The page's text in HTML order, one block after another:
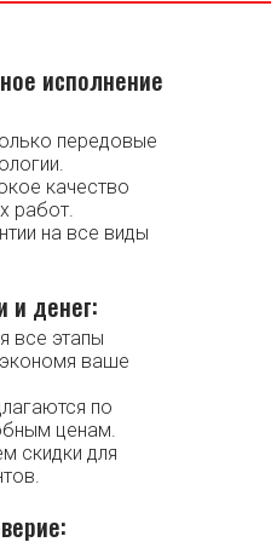
исполнение
передовые
качество
работ.
на все виды
и денег:
все этапы
ваше
по
ценам.
скидки для